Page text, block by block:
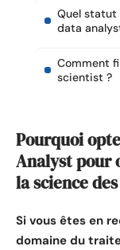
Quel statut
data
Comment
scientist ?
Pourquoi
Analyst pour
la science
Si vous êtes en
domaine du